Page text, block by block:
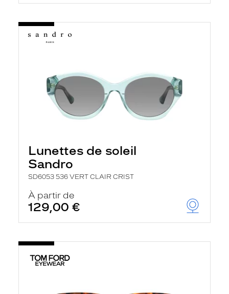
Lunettes de soleil
Sandro
SD6053 536 VERT CLAIR CRIST
À partir de
129,00 €